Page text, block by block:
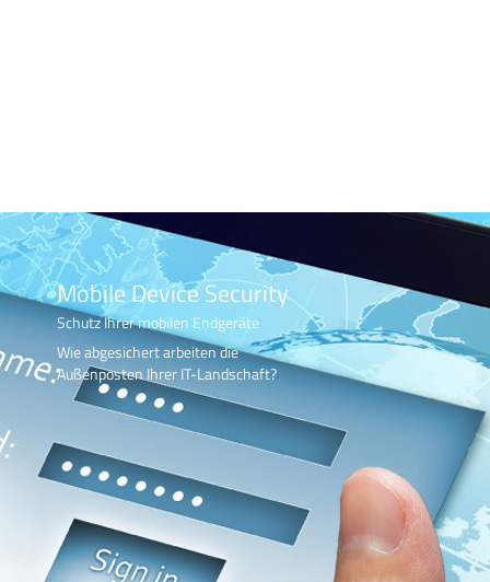
Mobile Device Security
Schutz Ihrer mobilen Endgeräte
Wie abgesichert arbeiten die
Außenposten Ihrer IT-Landschaft?